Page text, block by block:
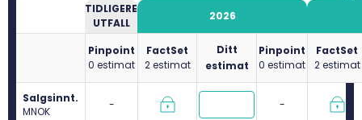
TIDLIGERE
UTFALL
2026
Pinpoint
0 estimat
FactSet
2 estimat
Ditt
estimat
Pinpoint
0 estimat
FactSet
2 estimat
Salgsinnt.
MNOK
- -